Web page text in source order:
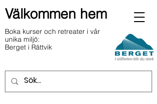
Välkommen hem
Boka kurser och retreater i vår
unika miljö:
Berget i Rättvik